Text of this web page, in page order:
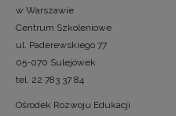
w Warszawie
Centrum Szkoleniowe
ul. Paderewskiego 77
05-070 Sulejówek
tel. 22 783 37 84
Ośrodek Rozwoju Edukacji